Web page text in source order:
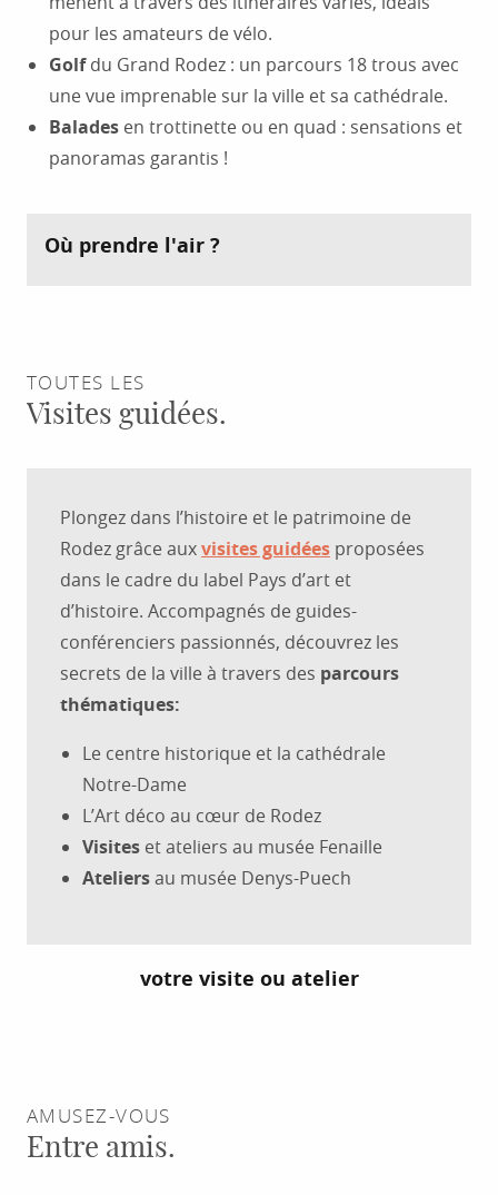
pour les amateurs de vélo.
Golfdu Grand Rodez : un parcours 18 trous avec
une vue imprenable sur la ville et sa cathédrale.
Balades en trottinette ou en quad : sensations et
panoramas garantis !
Où prendre l'air ?
TOUTES LES
Visites guidées.
Plongez dans l’histoire et le patrimoine de
Rodez grâce auxvisites guidées proposées
dans le cadre du label Pays d’art et
d’histoire. Accompagnés de guides-
conférenciers passionnés, découvrez les
secrets de la ville à travers des parcours
thématiques:
Le centre historique et la cathédrale
Notre-Dame
L’Art déco au cœur de Rodez
Visites et ateliers au musée Fenaille
Ateliersau musée Denys-Puech
votre visite ou atelier
AMUSEZ-VOUS
Entre amis.